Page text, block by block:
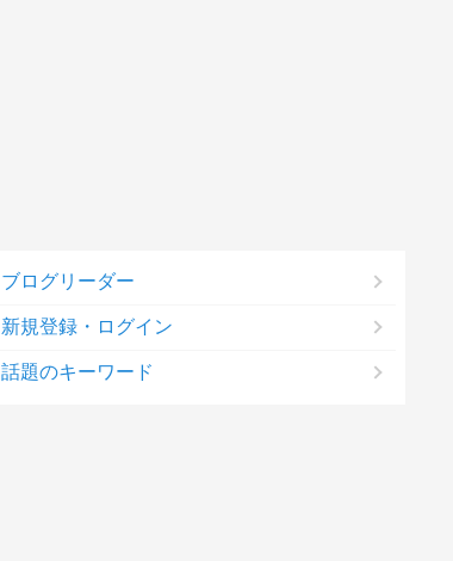
ブログリーダー
新規登録・ログイン
話題のキーワード